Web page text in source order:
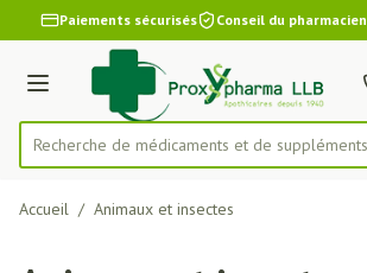
Aller au contenu
1 de 1
Paiements sécurisés Conseil du pharmacien
Menu
Rechercher
Recherche de médicaments et de su
Accueil / Animaux et insectes